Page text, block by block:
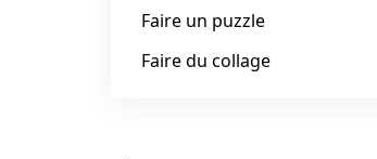
Faire un puzzle
Faire du collage